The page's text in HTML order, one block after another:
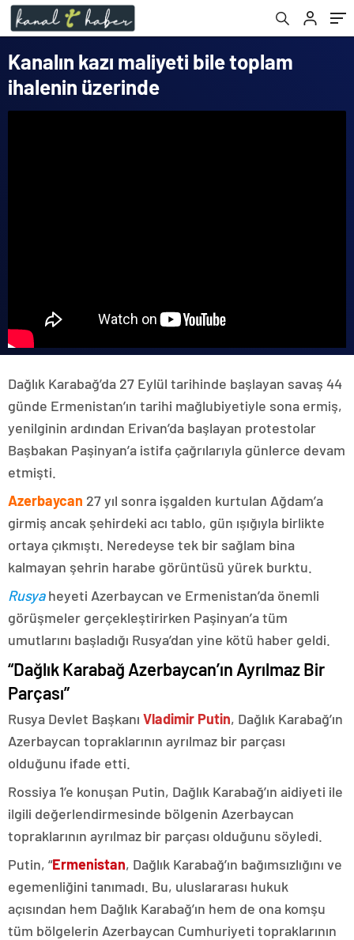
Kanalın kazı maliyeti bile toplam
ihalenin üzerinde
Dağlık Karabağ’da 27 Eylül tarihinde başlayan savaş 44
günde Ermenistan’ın tarihi mağlubiyetiyle sona ermiş,
yenilginin ardından Erivan’da başlayan protestolar
Başbakan Paşinyan’a istifa çağrılarıyla günlerce devam
etmişti.
Azerbaycan 27 yıl sonra işgalden kurtulan Ağdam’a
girmiş ancak şehirdeki acı tablo, gün ışığıyla birlikte
ortaya çıkmıştı. Neredeyse tek bir sağlam bina
kalmayan şehrin harabe görüntüsü yürek burktu.
Rusyaheyeti Azerbaycan ve Ermenistan’da önemli
görüşmeler gerçekleştirirken Paşinyan’a tüm
umutlarını başladığı Rusya’dan yine kötü haber geldi.
“Dağlık Karabağ Azerbaycan’ın Ayrılmaz Bir
Parçası”
Rusya Devlet Başkanı Vladimir Putin, Dağlık Karabağ’ın
Azerbaycan topraklarının ayrılmaz bir parçası
olduğunu ifade etti.
Rossiya 1’e konuşan Putin, Dağlık Karabağ’ın aidiyeti ile
ilgili değerlendirmesinde bölgenin Azerbaycan
topraklarının ayrılmaz bir parçası olduğunu söyledi.
Putin, “Ermenistan, Dağlık Karabağ’ın bağımsızlığını ve
egemenliğini tanımadı. Bu, uluslararası hukuk
açısından hem Dağlık Karabağ’ın hem de ona komşu
tüm bölgelerin Azerbaycan Cumhuriyeti topraklarının